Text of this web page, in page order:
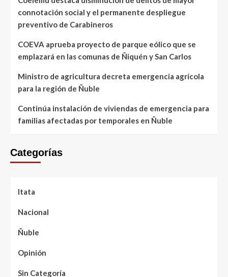
connotación social y el permanente despliegue
preventivo de Carabineros
COEVA aprueba proyecto de parque eólico que se
emplazará en las comunas de Ñiquén y San Carlos
Ministro de agricultura decreta emergencia agrícola
para la región de Ñuble
Continúa instalación de viviendas de emergencia para
familias afectadas por temporales en Ñuble
Categorías
Itata
Nacional
Ñuble
Opinión
Sin Categoría